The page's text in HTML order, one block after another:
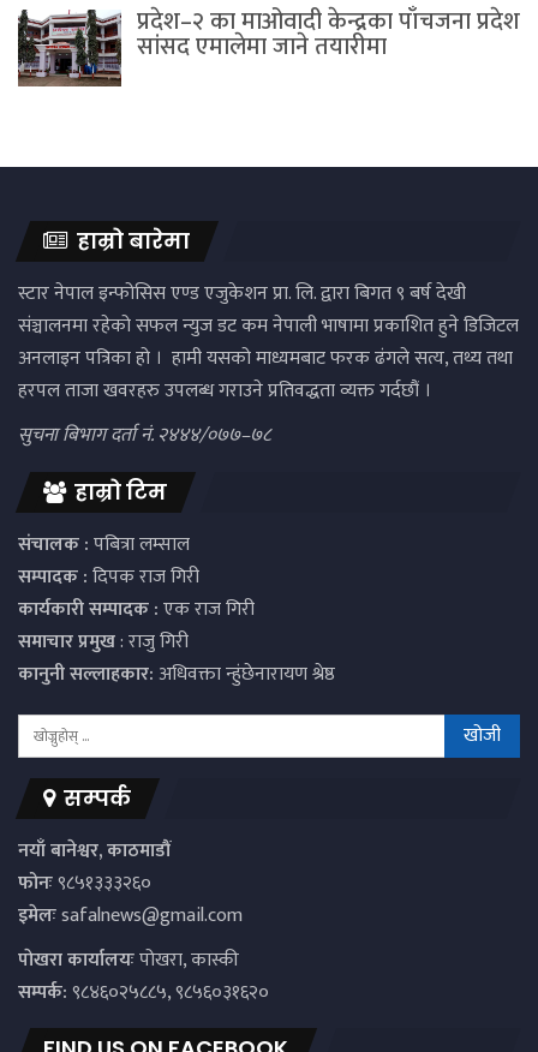
प्रदेश–२ का माओवादी केन्द्रका पाँचजना प्रदेश
सांसद एमालेमा जाने तयारीमा
हाम्रो बारेमा
स्टार नेपाल इन्फोसिस एण्ड एजुकेशन प्रा. लि. द्वारा बिगत ९ बर्ष देखी
संञ्चालनमा रहेको सफल न्युज डट कम नेपाली भाषामा प्रकाशित हुने डिजिटल
अनलाइन पत्रिका हो । हामी यसको माध्यमबाट फरक ढंगले सत्य, तथ्य तथा
हरपल ताजा खवरहरु उपलब्ध गराउने प्रतिवद्धता व्यक्त गर्दछौं ।
सुचना बिभाग दर्ता नं. २४४४/०७७–७८
हाम्रो टिम
संचालक :पबित्रा लम्साल
सम्पादक :दिपक राज गिरी
कार्यकारी सम्पादक :एक राज गिरी
समाचार प्रमुख: राजु गिरी
कानुनी सल्लाहकार:अधिवक्ता न्हुंछेनारायण श्रेष्ठ
सम्पर्क
नयाँ बानेश्वर, काठमाडौं
फोनः९८५१३३३२६०
इमेलःsafalnews@gmail.com
पाेखरा कार्यालयःपोखरा, कास्की
सम्पर्क:९८४६०२५८८५, ९८५६०३१६२०